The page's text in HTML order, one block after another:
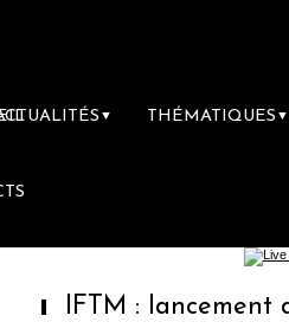
▼ THÉMATIQUES ▼
: lancement des